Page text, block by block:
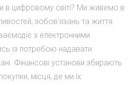
в цифровому світі? Ми живемо в
зобов'язань та життя.
з електронними
із потребою надавати
Фінансові установи збирають
місця, де ми їх